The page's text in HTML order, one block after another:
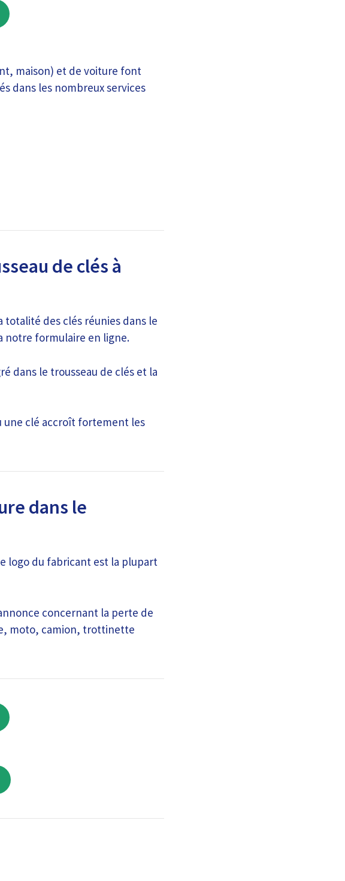
maison) et de voiture font
dans les nombreux services
de clés à
totalité des clés réunies dans le
notre formulaire en ligne.
dans le trousseau de clés et la
une clé accroît fortement les
dans le
logo du fabricant est la plupart
concernant la perte de
moto, camion, trottinette